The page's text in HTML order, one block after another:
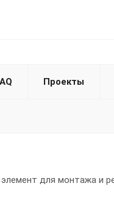
Проекты
для монтажа и